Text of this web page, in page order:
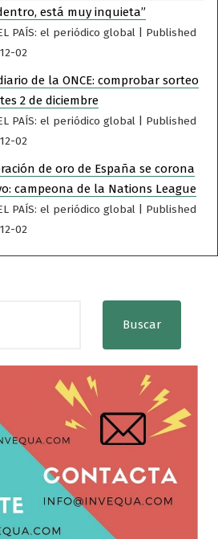
está muy inquieta”
PAÍS: el periódico global
Published
02
de la ONCE: comprobar sorteo
2 de diciembre
PAÍS: el periódico global
Published
02
de oro de España se corona
campeona de la Nations League
PAÍS: el periódico global
Published
02
Buscar